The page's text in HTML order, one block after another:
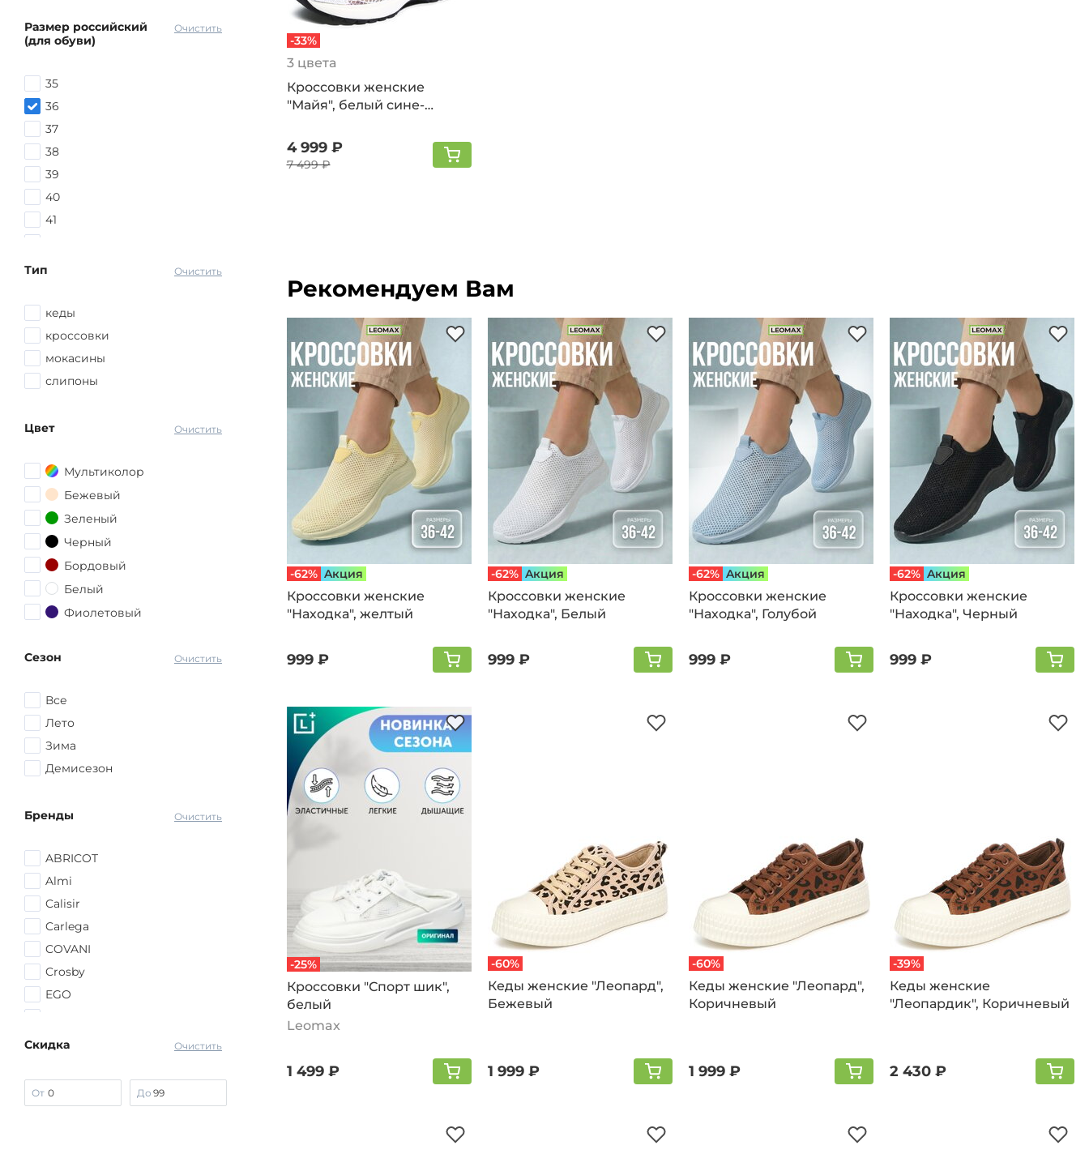
Очистить
Размер российский
(для обуви)
35
36
37
38
39
40
41
Очистить
Тип
кеды
кроссовки
мокасины
слипоны
Очистить
Цвет
Мультиколор
Бежевый
Зеленый
Черный
Бордовый
Белый
Фиолетовый
Розовый
Желтый
Голубой
Оранжевый
другой
Очистить
Сезон
Все
Лето
Зима
Демисезон
Очистить
Бренды
ABRICOT
Almi
Calisir
Carlega
COVANI
Crosby
EGO
El'Rosso
Evalli
FOOTWELL
Очистить
Скидка
От До
-33%
3 цвета
Кроссовки женские
"Майя", белый сине-
4 999 ₽
7 499 ₽
Рекомендуем Вам
-62% Aкция
Кроссовки женские
"Находка", желтый
999 ₽
-62% Aкция
Кроссовки женские
"Находка", Белый
999 ₽
-62% Aкция
Кроссовки женские
"Находка", Голубой
999 ₽
-62% Aкция
Кроссовки женские
"Находка", Черный
999 ₽
-25%
Кроссовки "Спорт шик",
белый
Leomax
1 499 ₽
-60%
Кеды женские "Леопард",
Бежевый
1 999 ₽
-60%
Кеды женские "Леопард",
Коричневый
1 999 ₽
-39%
Кеды женские
"Леопардик", Коричневый
2 430 ₽